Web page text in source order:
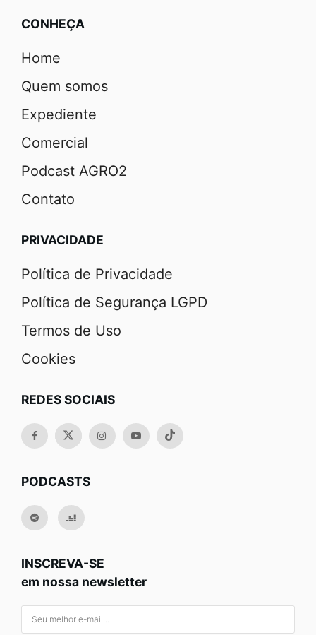
CONHEÇA
Home
Quem somos
Expediente
Comercial
Podcast AGRO2
Contato
PRIVACIDADE
Política de Privacidade
Política de Segurança LGPD
Termos de Uso
Cookies
REDES SOCIAIS
PODCASTS
INSCREVA-SE
em nossa newsletter